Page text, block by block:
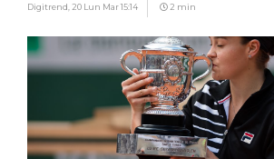
Digitrend, 20 Lun Mar 15:14 2 min